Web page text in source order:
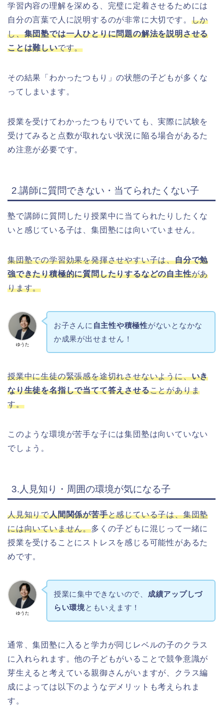
学習内容の理解を深める、完璧に定着させるためには
自分の言葉で人に説明するのが非常に大切です。 しか
し、集団塾では一人ひとりに問題の解法を説明させる
ことは難しいです。
その結果「わかったつもり」の状態の子どもが多くな
ってしまいます。
授業を受けてわかったつもりでいても、実際に試験を
受けてみると点数が取れない状況に陥る場合があるた
め注意が必要です。
2.講師に質問できない・当てられたくない子
塾で講師に質問したり授業中に当てられたりしたくな
いと感じている子は、集団塾には向いていません。
集団塾での学習効果を発揮させやすい子は、自分で勉
強できたり積極的に質問したりするなどの自主性があ
ります。
ゆうた
お子さんに 自主性や積極性がないとなかな
か成果が出せません！
授業中に生徒の緊張感を途切れさせないように、いき
なり生徒を名指しで当てて答えさせることがありま
す。
このような環境が苦手な子には集団塾は向いていない
でしょう。
3.人見知り・周囲の環境が気になる子
人見知りで人間関係が苦手と感じている子は、集団塾
には向いていません。多くの子どもに混じって一緒に
授業を受けることにストレスを感じる可能性があるた
めです。
ゆうた
授業に集中できないので、 成績アップしづ
らい環境ともいえます！
通常、集団塾に入ると学力が同じレベルの子のクラス
に入れられます。他の子どもがいることで競争意識が
芽生えると考えている親御さんがいますが、クラス編
成によっては以下のようなデメリットも考えられま
す。